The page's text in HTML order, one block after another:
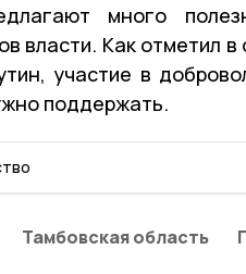
много
власти. Как отметил
участие в
поддержать.
Тамбовская область